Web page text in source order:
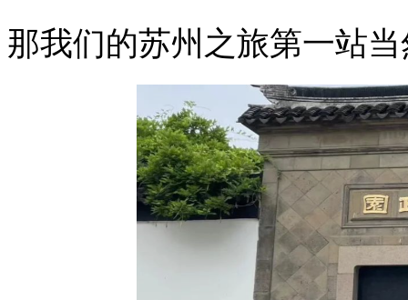
那我们的苏州之旅第一站